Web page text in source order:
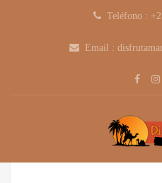
Teléfono :
Email :